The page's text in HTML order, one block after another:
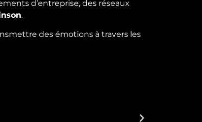
d’entreprise, des réseaux
.
des émotions à travers les